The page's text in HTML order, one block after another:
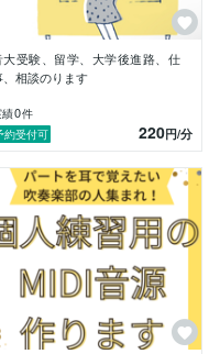
大受験、留学、大学後進路、仕
、相談のります
0件
約受付可
220円/分